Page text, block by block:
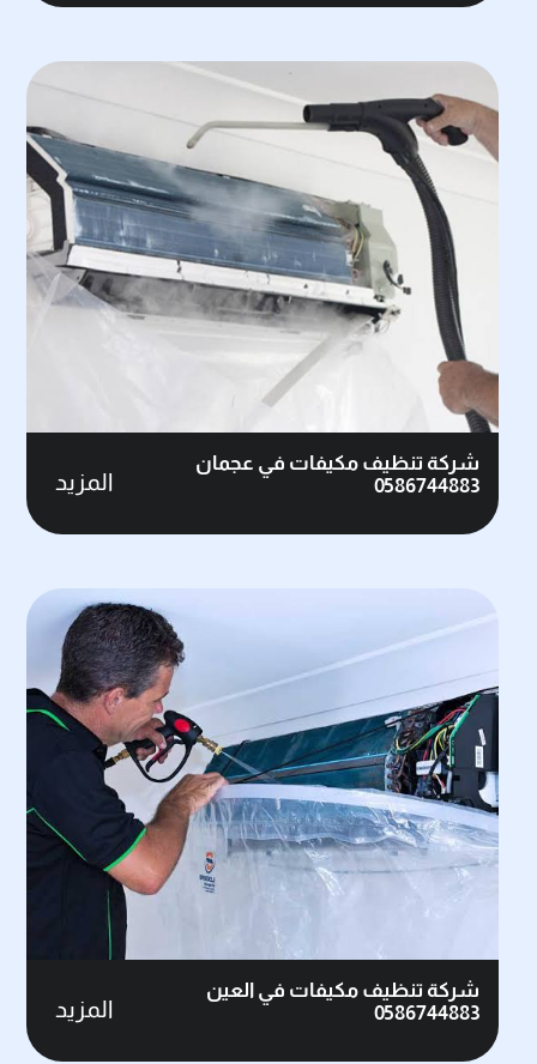
شركة تنظيف مكيفات في عجمان
0586744883
المزيد
شركة تنظيف مكيفات في العين
0586744883
المزيد